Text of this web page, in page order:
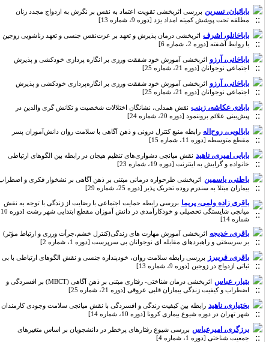
بابائیان، نسرین بررسی اثربخشی تقویت اعتماد به نفس بر نگرش به ازدواج مجدد زنان
مطلقه تحت پوشش کمیته امداد یزد [دوره 9، شماره 13]
باباخانلو، اشرف اثربخشی درمان پذیرش و تعهد بر عزت‌نفس جنسی و تعهد زناشویی زوجین
با روابط آشفته [دوره 2، شماره 6]
باباخانی، آرزو
اثربخشی آموزش خود شفقت ورزی بر انگاره پردازی خودکشی و پذیرش
اجتماعی نوجوانان [دوره 21، شماره 25]
باباخانی، آرزو
اثربخشی آموزش خود شفقت ورزی بر انگاره‌پردازی خودکشی و پذیرش
اجتماعی نوجوانان [دوره 21، شماره 25]
بابادی عکاشه، زینب نقش همدلی، نشانگان اختلالات شخصیت و تکانش گری والدین در
پیش‌بینی علائم بروننمود [دوره 20، شماره 24]
بابالویی، روح‌اله رابطه منبع کنترل درونی و ذهن آگاهی با سلامت روان دانش‌آموزان پسر
مقطع متوسطه [دوره 11، شماره 15]
بابایی امیری، ناهید نقش میانجی دشواری‌های تنظیم هیجان در رابطه بین الگوهای ارتباطی
خانواده و گرایش به اینترنت [دوره 19، شماره 23]
باطنی، یاسمین اثربخشی طرحواره درمانی مبتنی بر ذهن آگاهی بر نشخوار فکری و اضطراب
بیماران مبتلا به سندرم روده تحریک پذیر [دوره 25، شماره 29]
باقری زاده ولمی، پریما بررسی رابطه حمایت اجتماعی با رضایت از زندگی با توجه به نقش
میانجی شایستگی تحصیلی و خودکارآمدی در دانش آموزان مقطع ابتدایی شهر رشت [دوره 10،
شماره 14]
باقری، خدیجه اثربخشی آموزش مهارت های زندگی(کنترل خشم،جرأت ورزی و ارتباط مؤثر)
بر سرسختی و راهبردهای مقابله ای نوجوانان بی سرپرست [دوره 1، شماره 2]
باقری، فریبرز بررسی رابطه سلامت روان، خودپنداره جنسی و نقش الگوهای ارتباطی با بی
ثباتی ازدواج در زوجین [دوره 9، شماره 13]
بتیار، عباس
اثربخشی درمان شناختی- رفتاری مبتنی بر ذهن آگاهی (MBCT) بر افسردگی و
اضطراب و کیفیت زندگی بیماران قلبی عروقی [دوره 21، شماره 25]
بختیاری، ناهید رابطه بین کیفیت زندگی و افسردگی با نقش میانجی سلامت وجودی کارمندان
شهر تهران در دوره شیوع بیماری کرونا [دوره 10، شماره 14]
برزگری، امیرعباس بررسی شیوع رفتارهای پرخطر در دانشجویان بر اساس متغیرهای
جمعیت شناختی [دوره 1، شماره 4]